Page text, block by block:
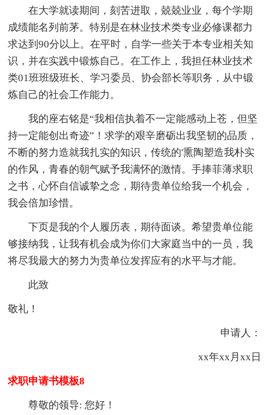
在大学就读期间，刻苦进取，兢兢业业，每个学期
成绩能名列前茅。特别是在林业技术类专业必修课都力
求达到90分以上。在平时，自学一些关于本专业相关知
识，并在实践中锻炼自己。在工作上，我担任林业技术
类01班班级班长、学习委员、协会部长等职务，从中锻
炼自己的社会工作能力。
我的座右铭是“我相信执着不一定能感动上苍，但坚
持一定能创出奇迹”！求学的艰辛磨砺出我坚韧的品质，
不断的努力造就我扎实的知识，传统的'熏陶塑造我朴实
的作风，青春的朝气赋予我满怀的激情。手捧菲薄求职
之书，心怀自信诚挚之念，期待贵单位给我一个机会，
我会倍加珍惜。
下页是我的个人履历表，期待面谈。希望贵单位能
够接纳我，让我有机会成为你们大家庭当中的一员，我
将尽我最大的努力为贵单位发挥应有的水平与才能。
此致
敬礼！
申请人：
xx年xx月xx日
求职申请书模板8
尊敬的领导: 您好！